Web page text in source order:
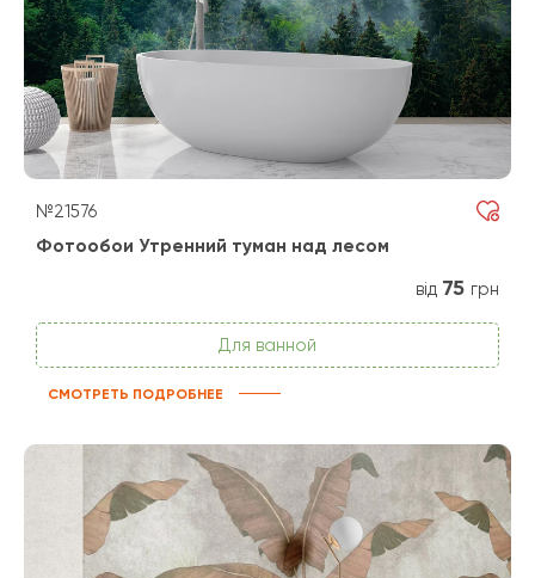
№21576
Фотообои Утренний туман над лесом
від 75 грн
Для ванной
СМОТРЕТЬ ПОДРОБНЕЕ